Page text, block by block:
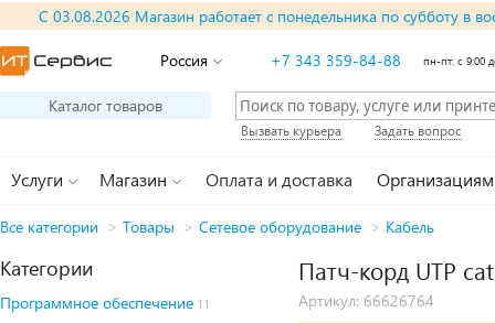
С 03.08.2026 Магазин работает с понедельника по субботу в
Россия +7 343 359-84-88 пн-пт: с 9:00
Каталог товаров
Вызвать курьера Задать вопрос
Услуги Магазин Оплата и доставка Организациям
Все категории > Товары > Сетевое оборудование > Кабель
Категории
Программное обеспечение 11
Патч-корд UTP
Артикул: 66626764